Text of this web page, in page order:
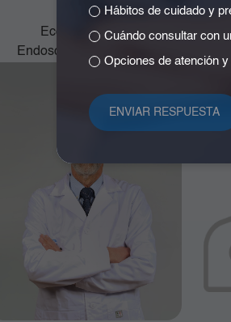
Digestiva
Ecoendoscopia
Endoscopia terapéutica
Hábitos de cuidado y
Cuándo consultar con
Opciones de atención